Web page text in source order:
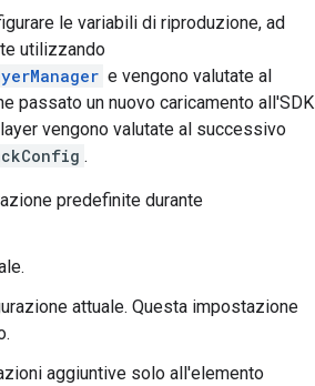
le variabili di riproduzione, ad
utilizzando
e vengono valutate al
passato un nuovo caricamento all'SDK
vengono valutate al successivo
.
predefinite durante
attuale. Questa impostazione
aggiuntive solo all'elemento